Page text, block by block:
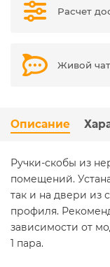
Расчет
Живой
Описание
Ручки-скобы из
помещений.
так и на двери из
профиля.
зависимости от
1 пара.